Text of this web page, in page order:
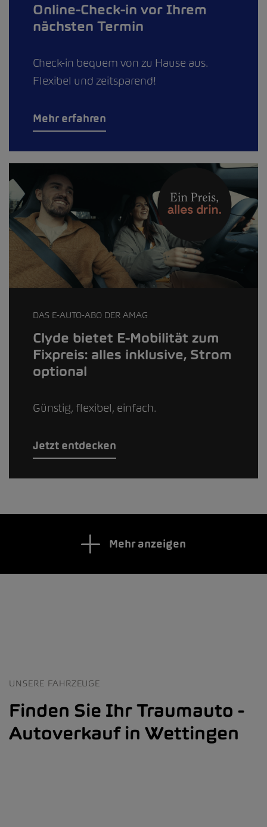
Online-Check-in vor Ihrem
nächsten Termin
Check-in bequem von zu Hause aus.
Flexibel und zeitsparend!
Mehr erfahren
DAS E-AUTO-ABO DER AMAG
Clyde bietet E-Mobilität zum
Fixpreis: alles inklusive, Strom
optional
Günstig, flexibel, einfach.
Jetzt entdecken
Mehr anzeigen
UNSERE FAHRZEUGE
Finden Sie Ihr Traumauto -
Autoverkauf in Wettingen